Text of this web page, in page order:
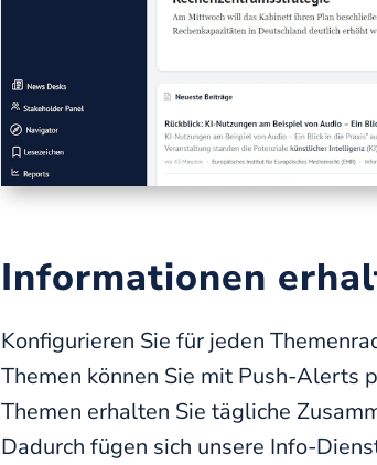
Informationen
Konfigurieren Sie für jeden
Themen können Sie mit Push-Alerts
Themen erhalten Sie tägliche
Dadurch fügen sich unsere Info-